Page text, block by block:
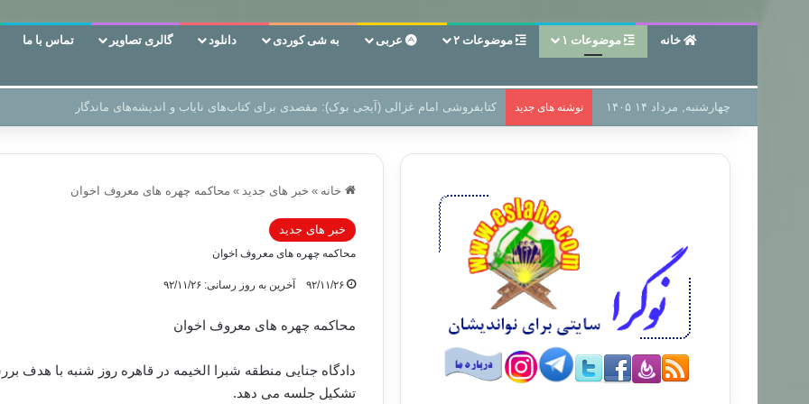
خانه موضوعات ۱ موضوعات ۲ عربی به شی کوردی دانلود گالری تصاویر تماس با ما
چهارشنبه, مرداد ۱۴ ۱۴۰۵ نوشته های جدید سر دفتر فساد در زمین‌، دوری وکناره‌گیری از راه خداست‌!
خانه » خبر های جدید » محاکمه چهره های معروف اخوان
خبر های جدید
محاکمه چهره های معروف اخوان
۹۲/۱۱/۲۶ آخرین به روز رسانی: ۹۲/۱۱/۲۶
محاکمه چهره های معروف اخوان
تشکیل جلسه می دهد.